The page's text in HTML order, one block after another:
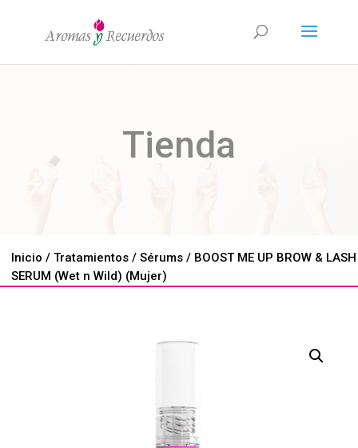
Tienda
Inicio / Tratamientos / Sérums / BOOST ME UP BROW & LASH
SERUM (Wet n Wild) (Mujer)